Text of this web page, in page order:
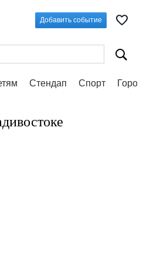
Добавить событие
Стендап Спорт